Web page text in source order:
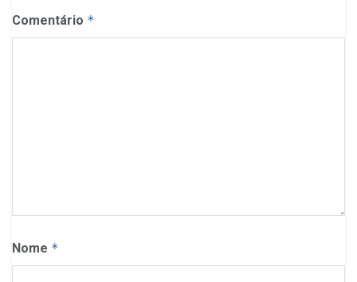
Comentário *
Nome *